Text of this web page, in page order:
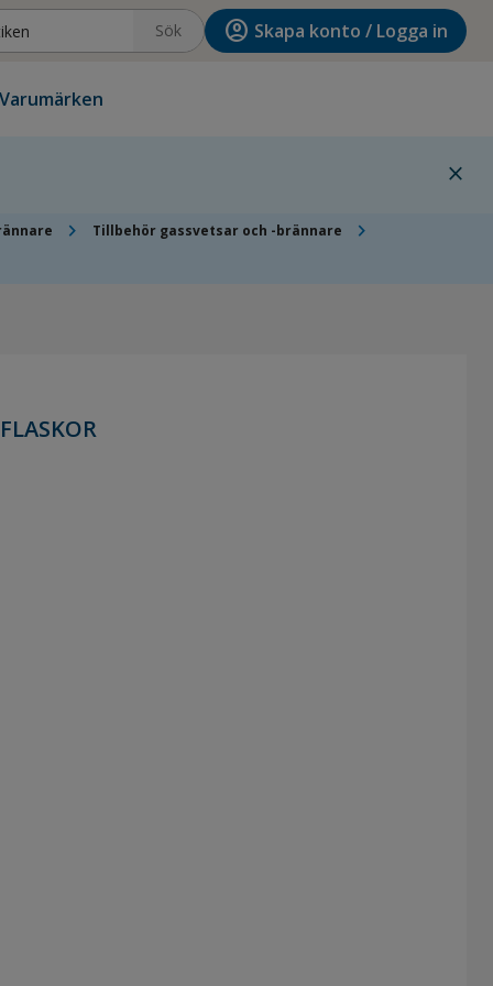
Sök account_circle Skapa konto / Logga in
Varumärken
close
chevron_right Tillbehör gassvetsar och -brännare chevron_right